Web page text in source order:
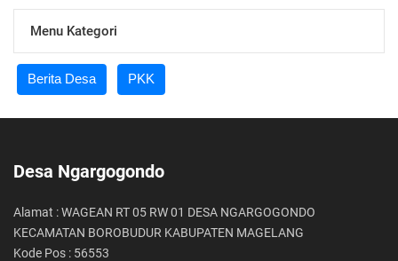
Menu Kategori
Berita Desa PKK
Desa Ngargogondo
Alamat : WAGEAN RT 05 RW 01 DESA NGARGOGONDO
KECAMATAN BOROBUDUR KABUPATEN MAGELANG
Kode Pos : 56553